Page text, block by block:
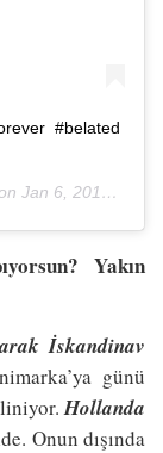
#belated
Jan 6, 2018 at 10:06am PST
Yakın
İskandinav
günü
Hollanda
Onun dışında